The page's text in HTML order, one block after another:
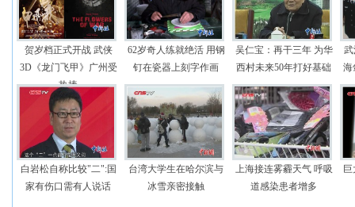
贺岁档正式开战 武侠
3D《龙门飞甲》广州受
热捧
62岁奇人练就绝活 用钢
钉在瓷器上刻字作画
吴仁宝：再干三年 为华
西村未来50年打好基础
海
白岩松自称比较"二":国
家有伤口需有人说话
台湾大学生在哈尔滨与
冰雪亲密接触
上海接连雾霾天气 呼吸
道感染患者增多